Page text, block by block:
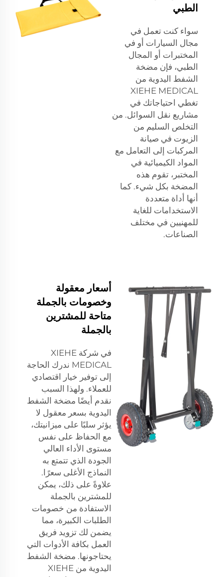
الطبي
سواء كنت تعمل في
مجال السيارات أو في
المختبرات أو المجال
الطبي، فإن مضخة
الشفط اليدوية من
XIEHE MEDICAL
تغطي احتياجاتك في
مشاريع نقل السوائل. من
التخلص السليم من
الزيوت في صيانة
المركبات إلى التعامل مع
المواد الكيميائية في
المختبر، تقوم هذه
المضخة بكل شيء. كما
أنها أداة متعددة
الاستخدامات للغاية
للمهنيين في مختلف
الصناعات.
أسعار معقولة
وخصومات بالجملة
متاحة للمشترين
بالجملة
في شركة XIEHE
MEDICAL ندرك الحاجة
إلى توفير خيار اقتصادي
للعملاء. ولهذا السبب
نقدم أيضًا مضخة الشفط
اليدوية بسعر معقول لا
يؤثر سلبًا على ميزانيتك،
مع الحفاظ على نفس
مستوى الأداء العالي
الجودة الذي تتمتع به
النماذج الأغلى سعرًا.
علاوةً على ذلك، يمكن
للمشترين بالجملة
الاستفادة من خصومات
الطلبات الكبيرة، مما
يضمن لك تزويد فريق
العمل بكافة الأدوات التي
يحتاجونها. مضخة الشفط
اليدوية من XIEHE